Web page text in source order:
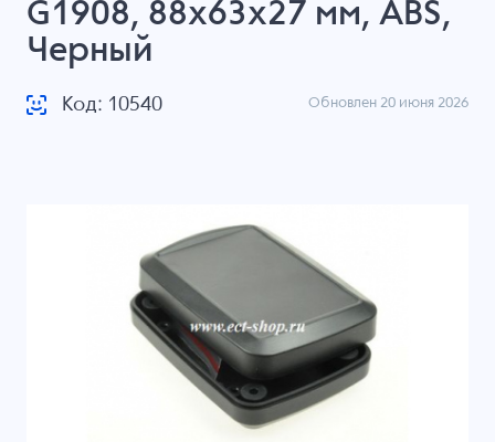
G1908, 88x63x27 мм, ABS,
Черный
Код: 10540 Обновлен 20 июня 2026